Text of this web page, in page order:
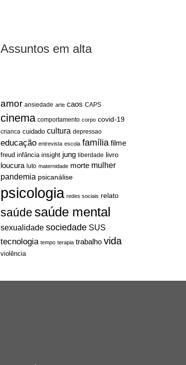
Assuntos em alta
amor ansiedade arte caos CAPS
cinema comportamento corpo covid-19
crianca cuidado cultura depressao
educação entrevista escola família filme
freud infância insight jung liberdade livro
loucura luto maternidade morte mulher
pandemia psicanálise
psicologia redes sociais relato
saúdesaúde mental
sexualidade sociedade SUS
tecnologia tempo terapia trabalho vida
violência